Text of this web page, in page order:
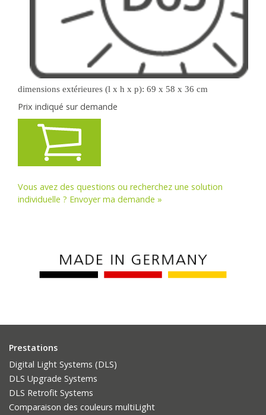
dimensions extérieures (l x h x p): 69 x 58 x 36 cm
Prix indiqué sur demande
Vous avez des questions ou recherchez une solution
individuelle ? Envoyer ma demande »
Prestations
Digital Light Systems (DLS)
DLS Upgrade Systems
DLS Retrofit Systems
Comparaison des couleurs multiLight